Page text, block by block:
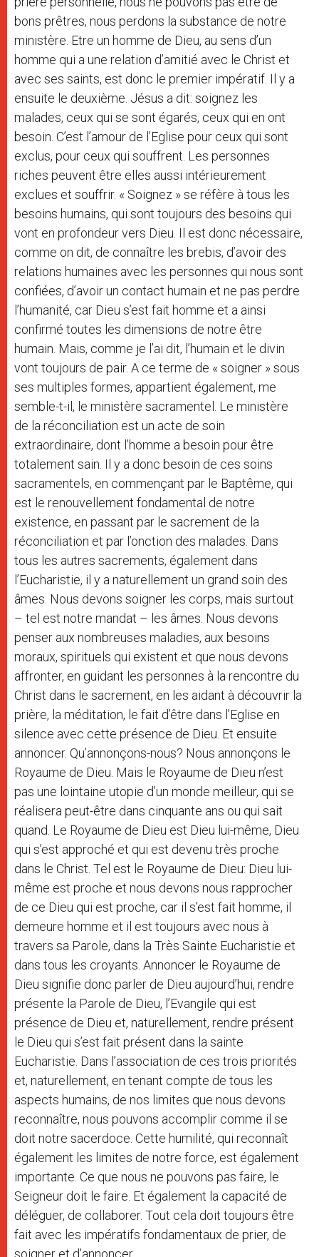
bons prêtres, nous perdons la substance de notre
ministère. Etre un homme de Dieu, au sens d’un
homme qui a une relation d’amitié avec le Christ et
avec ses saints, est donc le premier impératif. Il y a
ensuite le deuxième. Jésus a dit: soignez les
malades, ceux qui se sont égarés, ceux qui en ont
besoin. C’est l’amour de l’Eglise pour ceux qui sont
exclus, pour ceux qui souffrent. Les personnes
riches peuvent être elles aussi intérieurement
exclues et souffrir. « Soignez » se réfère à tous les
besoins humains, qui sont toujours des besoins qui
vont en profondeur vers Dieu. Il est donc nécessaire,
comme on dit, de connaître les brebis, d’avoir des
relations humaines avec les personnes qui nous sont
confiées, d’avoir un contact humain et ne pas perdre
l’humanité, car Dieu s’est fait homme et a ainsi
confirmé toutes les dimensions de notre être
humain. Mais, comme je l’ai dit, l’humain et le divin
vont toujours de pair. A ce terme de « soigner » sous
ses multiples formes, appartient également, me
semble-t-il, le ministère sacramentel. Le ministère
de la réconciliation est un acte de soin
extraordinaire, dont l’homme a besoin pour être
totalement sain. Il y a donc besoin de ces soins
sacramentels, en commençant par le Baptême, qui
est le renouvellement fondamental de notre
existence, en passant par le sacrement de la
réconciliation et par l’onction des malades. Dans
tous les autres sacrements, également dans
l’Eucharistie, il y a naturellement un grand soin des
âmes. Nous devons soigner les corps, mais surtout
– tel est notre mandat – les âmes. Nous devons
penser aux nombreuses maladies, aux besoins
moraux, spirituels qui existent et que nous devons
affronter, en guidant les personnes à la rencontre du
Christ dans le sacrement, en les aidant à découvrir la
prière, la méditation, le fait d’être dans l’Eglise en
silence avec cette présence de Dieu. Et ensuite
annoncer. Qu’annonçons-nous? Nous annonçons le
Royaume de Dieu. Mais le Royaume de Dieu n’est
pas une lointaine utopie d’un monde meilleur, qui se
réalisera peut-être dans cinquante ans ou qui sait
quand. Le Royaume de Dieu est Dieu lui-même, Dieu
qui s’est approché et qui est devenu très proche
dans le Christ. Tel est le Royaume de Dieu: Dieu lui-
même est proche et nous devons nous rapprocher
de ce Dieu qui est proche, car il s’est fait homme, il
demeure homme et il est toujours avec nous à
travers sa Parole, dans la Très Sainte Eucharistie et
dans tous les croyants. Annoncer le Royaume de
Dieu signifie donc parler de Dieu aujourd’hui, rendre
présente la Parole de Dieu, l’Evangile qui est
présence de Dieu et, naturellement, rendre présent
le Dieu qui s’est fait présent dans la sainte
Eucharistie. Dans l’association de ces trois priorités
et, naturellement, en tenant compte de tous les
aspects humains, de nos limites que nous devons
reconnaître, nous pouvons accomplir comme il se
doit notre sacerdoce. Cette humilité, qui reconnaît
également les limites de notre force, est également
importante. Ce que nous ne pouvons pas faire, le
Seigneur doit le faire. Et également la capacité de
déléguer, de collaborer. Tout cela doit toujours être
fait avec les impératifs fondamentaux de prier, de
soigner et d’annoncer.